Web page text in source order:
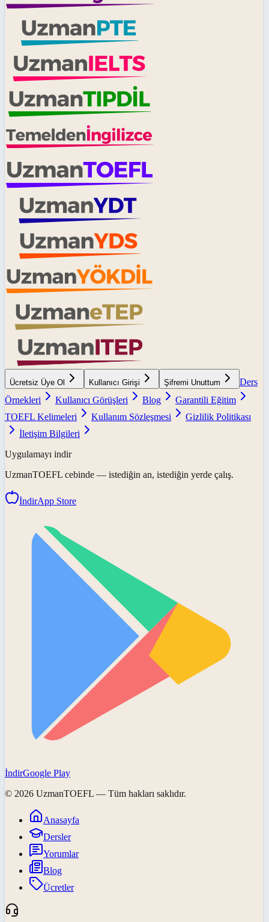
Ücretsiz Üye Ol Kullanıcı Girişi Şifremi Unuttum
Ders
Örnekleri
Kullanıcı Görüşleri Blog
Garantili Eğitim
TOEFL Kelimeleri
Kullanım Sözleşmesi
Gizlilik Politikası
İletişim Bilgileri
Uygulamayı indir
UzmanTOEFL cebinde — istediğin an, istediğin yerde çalış.
İndirApp Store
İndirGoogle Play
© 2026 UzmanTOEFL — Tüm hakları saklıdır.
Anasayfa
Dersler
Yorumlar
Blog
Ücretler